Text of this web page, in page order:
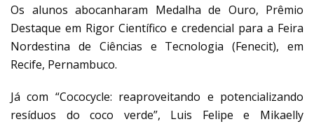
Os alunos abocanharam Medalha de Ouro, Prêmio
Destaque em Rigor Científico e credencial para a Feira
Nordestina de Ciências e Tecnologia (Fenecit), em
Recife, Pernambuco.
Já com “Cococycle: reaproveitando e potencializando
resíduos do coco verde”, Luis Felipe e Mikaelly